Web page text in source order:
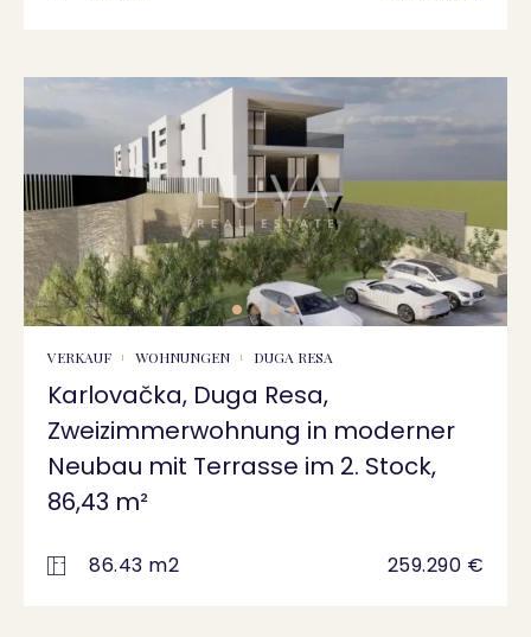
VERKAUF WOHNUNGEN DUGA RESA
Karlovačka, Duga Resa,
Zweizimmerwohnung in moderner
Neubau mit Terrasse im 2. Stock,
86,43 m²
86.43 m2 259.290 €